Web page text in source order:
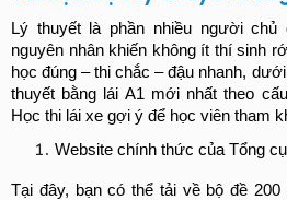
Lý thuyết là phần nhiều người chủ
nguyên nhân khiến không ít thí sinh
học đúng – thi chắc – đậu nhanh,
thuyết bằng lái A1 mới nhất theo
Học thi lái xe gợi ý để học viên tham
Website chính thức của Tổng
Tại đây, bạn có thể tải về bộ đề